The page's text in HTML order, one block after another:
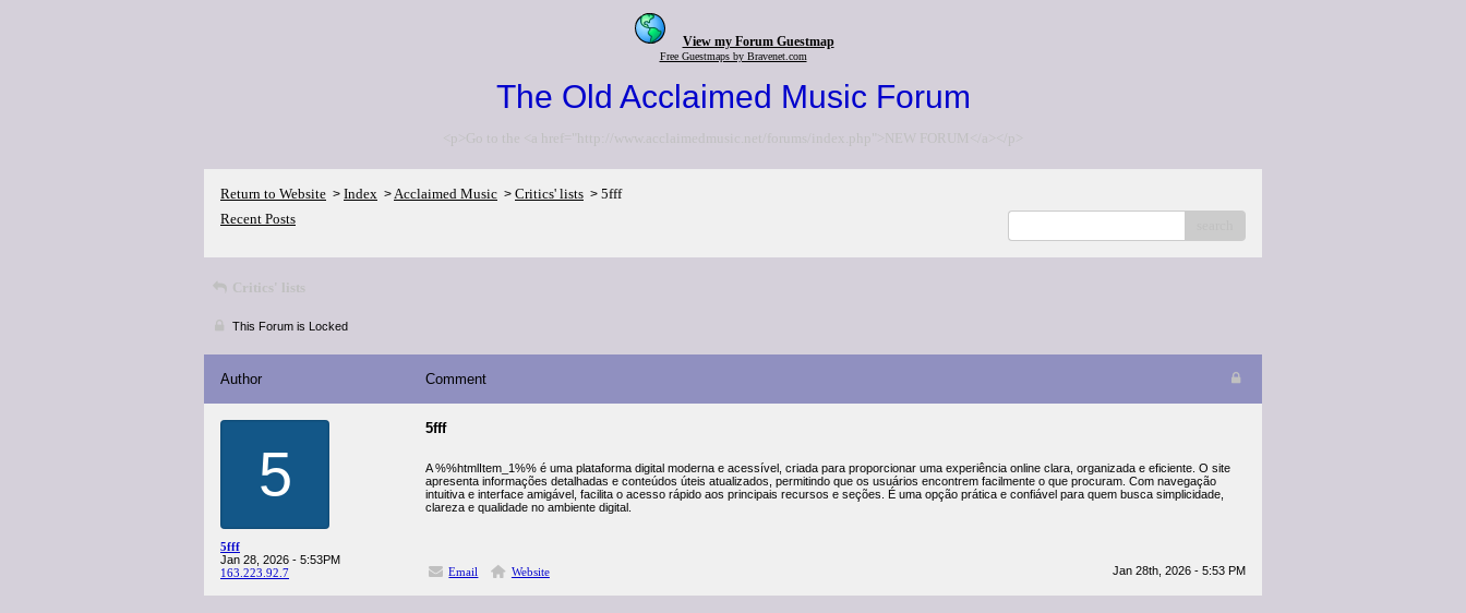
View my Forum Guestmap
Free Guestmaps by Bravenet.com
The Old Acclaimed Music Forum
<p>Go to the <a href="http://www.acclaimedmusic.net/forums/index.php">NEW FORUM</a></p>
Return to Website > Index >Acclaimed Music > Critics' lists > 5fff
Recent Posts
Critics' lists
This Forum is Locked
Author Comment
5
5fff
Jan 28, 2026 - 5:53PM
163.223.92.7
5fff
A %%htmlItem_1%% é uma plataforma digital moderna e acessível, criada para proporcionar uma experiência online clara, organizada e eficiente. O site
apresenta informações detalhadas e conteúdos úteis atualizados, permitindo que os usuários encontrem facilmente o que procuram. Com navegação
intuitiva e interface amigável, facilita o acesso rápido aos principais recursos e seções. É uma opção prática e confiável para quem busca simplicidade,
clareza e qualidade no ambiente digital.
Email Website Jan 28th, 2026 - 5:53 PM